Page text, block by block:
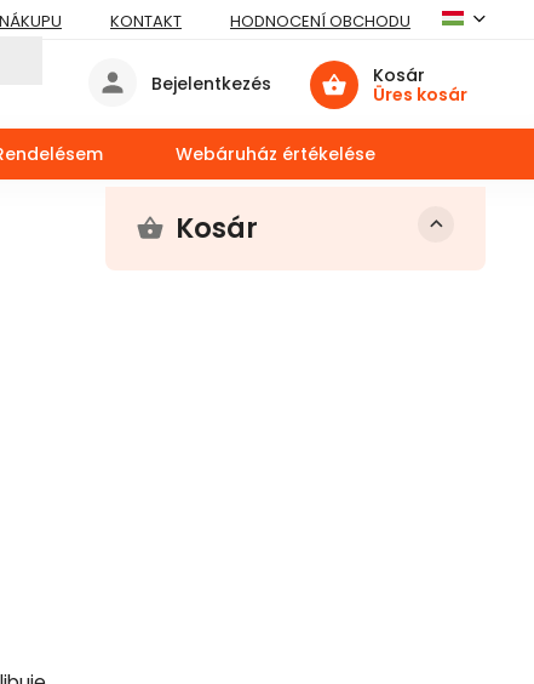
KONTAKT HODNOCENÍ OBCHODU
Kosár
Üres kosár
Bejelentkezés
Webáruház értékelése
Kosár